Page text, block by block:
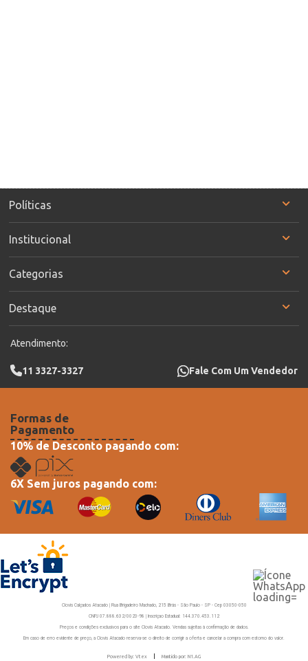
Políticas
Institucional
Categorias
Destaque
Atendimento:
11 3327-3327 Fale Com Um Vendedor
Formas de
Pagamento
10% de Desconto pagando com:
6X Sem juros pagando com:
Clovis Calçados Atacado | Rua Brigadeiro Machado, 215 Brás - São Paulo - SP - Cep 03050-050
CNPJ 07.888.632/0023-98 | Inscriçao Estadual: 144.370.453.112
Preços e condições exclusivos para o site Clovis Atacado. Vendas sujeitas à confirmação de dados.
Em caso de erro evidente de preço, a Clovis Atacado reserva-se o direito de corrigir a oferta e cancelar a compra com estorno do valor.
Powered by: Vtex Mantido por: N1.AG